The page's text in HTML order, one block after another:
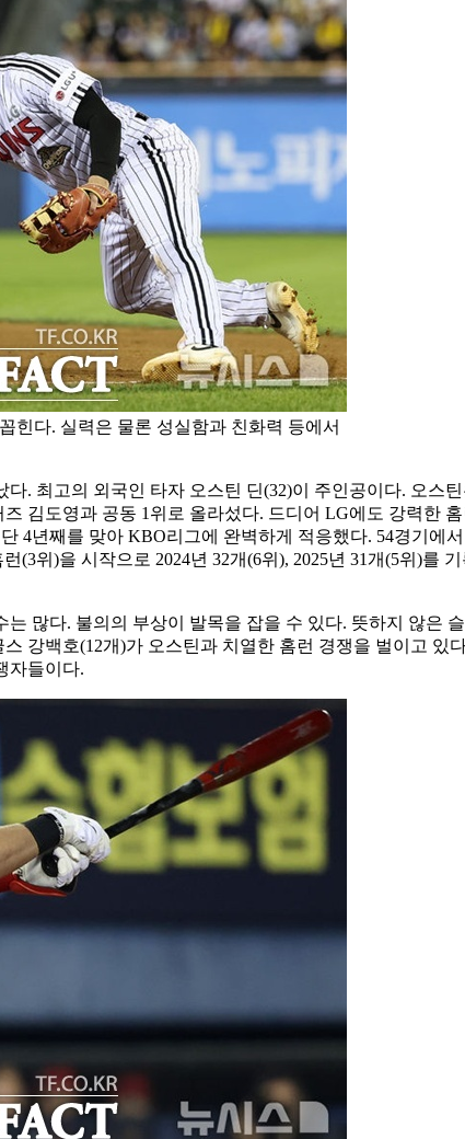
힌다. 실력은 물론 성실함과 친화력 등에서
. 최고의 외국인 타자 오스틴 딘(32)이 주인공이다. 오스
김도영과 공동 1위로 올라섰다. 드디어 LG에도 강력한
4년째를 맞아 KBO리그에 완벽하게 적응했다. 54경기에
(3위)을 시작으로 2024년 32개(6위), 2025년 31개(5위)
많다. 불의의 부상이 발목을 잡을 수 있다. 뜻하지 않은
강백호(12개)가 오스틴과 치열한 홈런 경쟁을 벌이고
자들이다.